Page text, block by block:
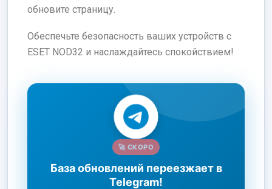
обновите страницу.
Обеспечьте безопасность ваших устройств с
ESET NOD32 и наслаждайтесь спокойствием!
🚀 СКОРО
База обновлений переезжает в
Telegram!